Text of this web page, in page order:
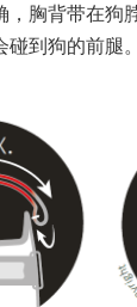
，胸背带在狗
碰到狗的前腿